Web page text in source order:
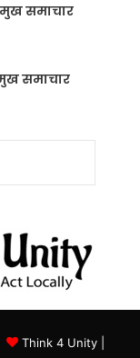
समाचार
समाचार
Think 4 Unity